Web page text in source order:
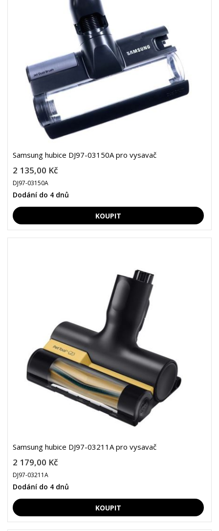
Samsung hubice DJ97-03150A pro vysavač
2 135,00 Kč
DJ97-03150A
Dodání do 4 dnů
Samsung hubice DJ97-03211A pro vysavač
2 179,00 Kč
DJ97-03211A
Dodání do 4 dnů